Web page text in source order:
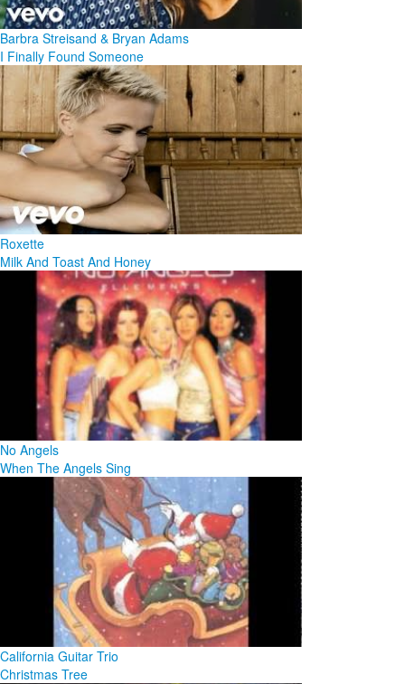
Barbra Streisand & Bryan Adams
I Finally Found Someone
Roxette
Milk And Toast And Honey
No Angels
When The Angels Sing
California Guitar Trio
Christmas Tree